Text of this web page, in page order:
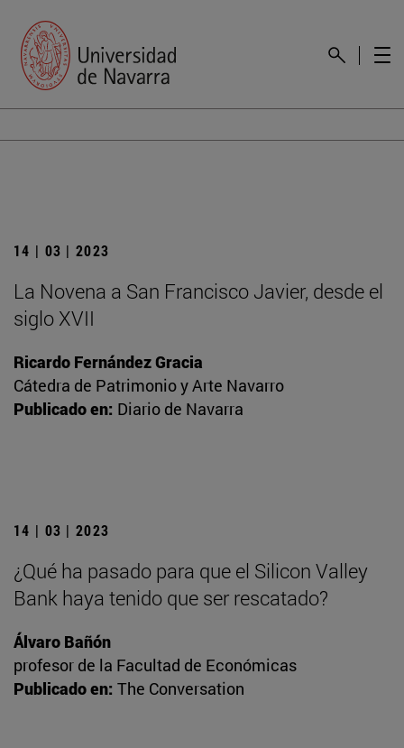
14 | 03 | 2023
La Novena a San Francisco Javier, desde el
siglo XVII
Ricardo Fernández Gracia
Cátedra de Patrimonio y Arte Navarro
Publicado en: Diario de Navarra
14 | 03 | 2023
¿Qué ha pasado para que el Silicon Valley
Bank haya tenido que ser rescatado?
Álvaro Bañón
profesor de la Facultad de Económicas
Publicado en: The Conversation